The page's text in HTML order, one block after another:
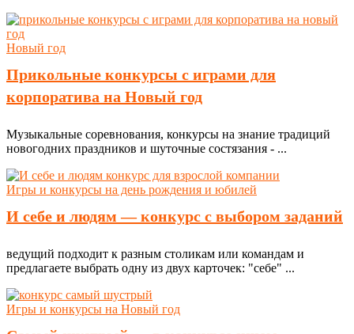
Новый год
Прикольные конкурсы с играми для
корпоратива на Новый год
Музыкальные соревнования, конкурсы на знание традиций
новогодних праздников и шуточные состязания - ...
Игры и конкурсы на день рождения и юбилей
И себе и людям — конкурс с выбором заданий
ведущий подходит к разным столикам или командам и
предлагаете выбрать одну из двух карточек: "себе" ...
Игры и конкурсы на Новый год